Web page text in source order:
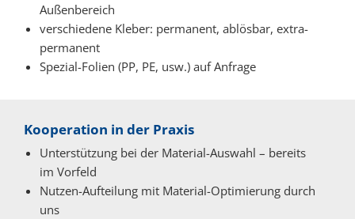
Außenbereich
verschiedene Kleber: permanent, ablösbar, extra-
permanent
Spezial-Folien (PP, PE, usw.) auf Anfrage
Kooperation in der Praxis
Unterstützung bei der Material-Auswahl – bereits
im Vorfeld
Nutzen-Aufteilung mit Material-Optimierung durch
uns